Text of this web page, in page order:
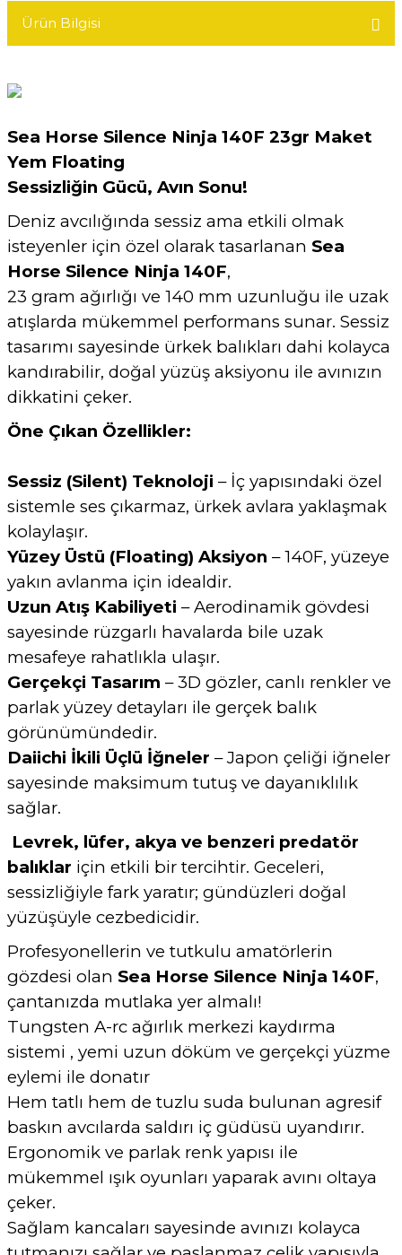
Ürün Bilgisi
Sea Horse Silence Ninja 140F 23gr Maket
Yem Floating
Sessizliğin Gücü, Avın Sonu!
Deniz avcılığında sessiz ama etkili olmak
isteyenler için özel olarak tasarlanan Sea
Horse Silence Ninja 140F,
23 gram ağırlığı ve 140 mm uzunluğu ile uzak
atışlarda mükemmel performans sunar. Sessiz
tasarımı sayesinde ürkek balıkları dahi kolayca
kandırabilir, doğal yüzüş aksiyonu ile avınızın
dikkatini çeker.
Öne Çıkan Özellikler:
Sessiz (Silent) Teknoloji – İç yapısındaki özel
sistemle ses çıkarmaz, ürkek avlara yaklaşmak
kolaylaşır.
Yüzey Üstü (Floating) Aksiyon – 140F, yüzeye
yakın avlanma için idealdir.
Uzun Atış Kabiliyeti – Aerodinamik gövdesi
sayesinde rüzgarlı havalarda bile uzak
mesafeye rahatlıkla ulaşır.
Gerçekçi Tasarım – 3D gözler, canlı renkler ve
parlak yüzey detayları ile gerçek balık
görünümündedir.
Daiichi İkili Üçlü İğneler – Japon çeliği iğneler
sayesinde maksimum tutuş ve dayanıklılık
sağlar.
Levrek, lüfer, akya ve benzeri predatör
balıklar için etkili bir tercihtir. Geceleri,
sessizliğiyle fark yaratır; gündüzleri doğal
yüzüşüyle cezbedicidir.
Profesyonellerin ve tutkulu amatörlerin
gözdesi olan Sea Horse Silence Ninja 140F,
çantanızda mutlaka yer almalı!
Tungsten A-rc ağırlık merkezi kaydırma
sistemi , yemi uzun döküm ve gerçekçi yüzme
eylemi ile donatır
Hem tatlı hem de tuzlu suda bulunan agresif
baskın avcılarda saldırı iç güdüsü uyandırır.
Ergonomik ve parlak renk yapısı ile
mükemmel ışık oyunları yaparak avını oltaya
çeker.
Sağlam kancaları sayesinde avınızı kolayca